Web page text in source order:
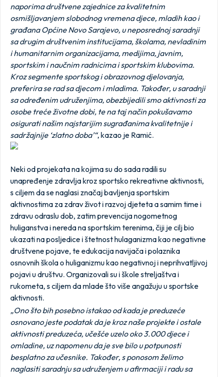
naporima društvene zajednice za kvalitetnim
osmišljavanjem slobodnog vremena djece, mladih kao i
građana Općine Novo Sarajevo, u neposrednoj saradnji
sa drugim društvenim institucijama, školama, nevladinim
i humanitarnim organizacijama, medijima, javnim,
sportskim i naučnim radnicima i sportskim klubovima.
Kroz segmente sportskog i obrazovnog djelovanja,
preferira se rad sa djecom i mladima. Također, u saradnji
sa određenim udruženjima, obezbijedili smo aktivnosti za
osobe treće životne dobi, te na taj način pokušavamo
osigurati našim najstarijim sugrađanima kvalitetnije i
sadržajnije ‘zlatno doba’“, kazao je Ramić.
Neki od projekata na kojima su do sada radili su
unapređenje zdravlja kroz sportsko rekreativne aktivnosti,
s ciljem da se naglasi značaj bavljenja sportskim
aktivnostima za zdrav život i razvoj djeteta a samim time i
zdravu odraslu dob, zatim prevencija nogometnog
huliganstva i nereda na sportskim terenima, čiji je cilj bio
ukazati na posljedice i štetnost hulaganizma kao negativne
društvene pojave, te edukacija navijača i polaznika
osnovnih škola o huliganizmu kao negativnoj i neprihvatljivoj
pojavi u društvu. Organizovali su i škole streljaštva i
rukometa, s ciljem da mlade što više angažuju u sportske
aktivnosti.
„Ono što bih posebno istakao od kada je preduzeće
osnovano jeste podatak da je kroz naše projekte i ostale
aktivnosti preduzeća, učešće uzelo oko 3.000 djece i
omladine, uz napomenu da je sve bilo u potpunosti
besplatno za učesnike. Također, s ponosom želimo
naglasiti saradnju sa udruženjem u afirmaciji i radu sa